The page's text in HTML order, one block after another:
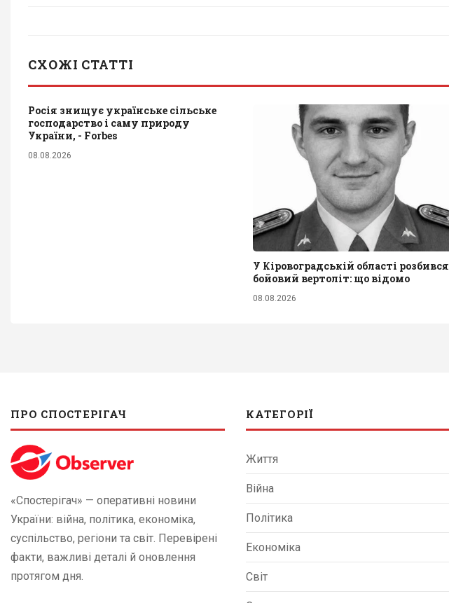
СХОЖІ СТАТТІ
Росія знищує українське сільське
господарство і саму природу
України, - Forbes
08.08.2026
У Кіровоградській області розбився
бойовий вертоліт: що відомо
08.08.2026
ПРО СПОСТЕРІГАЧ
«Спостерігач» — оперативні новини
України: війна, політика, економіка,
суспільство, регіони та світ. Перевірені
факти, важливі деталі й оновлення
протягом дня.
КАТЕГОРІЇ
Життя
Війна
Політика
Економіка
Світ